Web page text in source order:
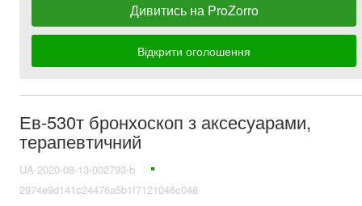
Дивитись на ProZorro
Відкрити оголошення
Ев-530т бронхоскоп з аксесуарами,
терапевтичний
UA-2020-08-13-002793-b
2974e9d141c24476a5b1f7121046c048